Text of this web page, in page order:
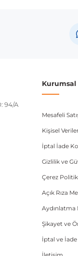
yılı içerisinde farklı
94/A
Mesafeli
Kişisel
İptal İade
Gizlilik ve
Çerez
Açık Rıza
Aydınlatma
Şikayet ve
İptal ve